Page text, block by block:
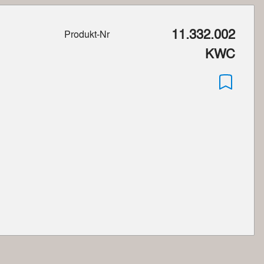
Produkt-Nr
11.332.002
KWC